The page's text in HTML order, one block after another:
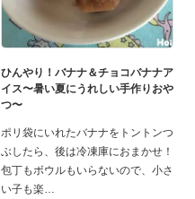
ひんやり！バナナ＆チョコバナナア
イス〜暑い夏にうれしい手作りおや
つ〜
ポリ袋にいれたバナナをトントンつ
ぶしたら、後は冷凍庫におまかせ！
包丁もボウルもいらないので、小さ
い子も楽